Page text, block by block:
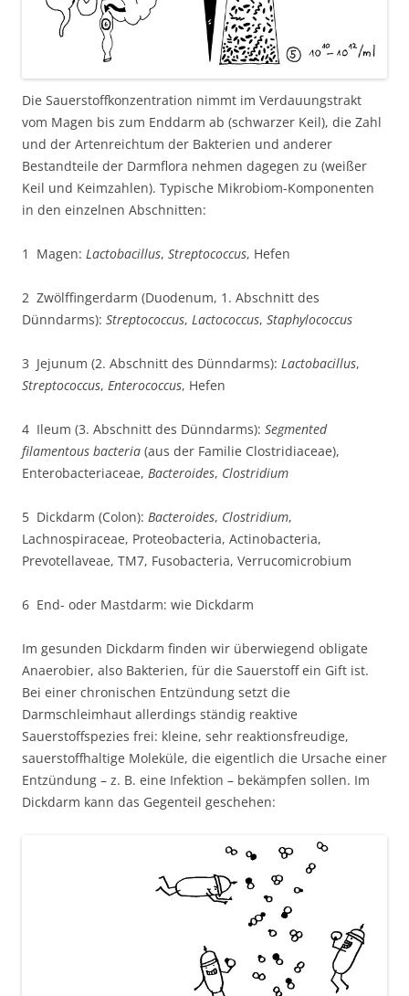
Die Sauerstoffkonzentration nimmt im Verdauungstrakt
vom Magen bis zum Enddarm ab (schwarzer Keil), die Zahl
und der Artenreichtum der Bakterien und anderer
Bestandteile der Darmflora nehmen dagegen zu (weißer
Keil und Keimzahlen). Typische Mikrobiom-Komponenten
in den einzelnen Abschnitten:
1 Magen: Lactobacillus, Streptococcus, Hefen
2 Zwölffingerdarm (Duodenum, 1. Abschnitt des
Dünndarms): Streptococcus, Lactococcus, Staphylococcus
3 Jejunum (2. Abschnitt des Dünndarms): Lactobacillus,
Streptococcus, Enterococcus, Hefen
4 Ileum (3. Abschnitt des Dünndarms): Segmented
filamentous bacteria (aus der Familie Clostridiaceae),
Enterobacteriaceae, Bacteroides, Clostridium
5 Dickdarm (Colon): Bacteroides, Clostridium,
Lachnospiraceae, Proteobacteria, Actinobacteria,
Prevotellaveae, TM7, Fusobacteria, Verrucomicrobium
6 End- oder Mastdarm: wie Dickdarm
Im gesunden Dickdarm finden wir überwiegend obligate
Anaerobier, also Bakterien, für die Sauerstoff ein Gift ist.
Bei einer chronischen Entzündung setzt die
Darmschleimhaut allerdings ständig reaktive
Sauerstoffspezies frei: kleine, sehr reaktionsfreudige,
sauerstoffhaltige Moleküle, die eigentlich die Ursache einer
Entzündung – z. B. eine Infektion – bekämpfen sollen. Im
Dickdarm kann das Gegenteil geschehen: